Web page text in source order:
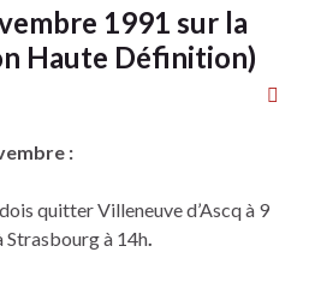
1991 sur la
Haute Définition)
:
quitter Villeneuve d’Ascq à 9
Strasbourg à 14h.